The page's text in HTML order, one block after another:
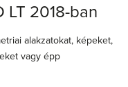
LT 2018-ban
alakzatokat, képeket,
vagy épp